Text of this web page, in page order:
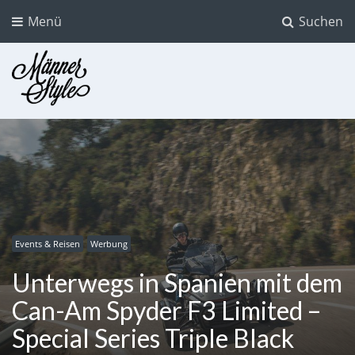
Suchen
Menü
Männer Style
Der Mode Blog für Männer
Events & Reisen Werbung
Unterwegs in Spanien mit dem
Can-Am Spyder F3 Limited –
Special Series Triple Black